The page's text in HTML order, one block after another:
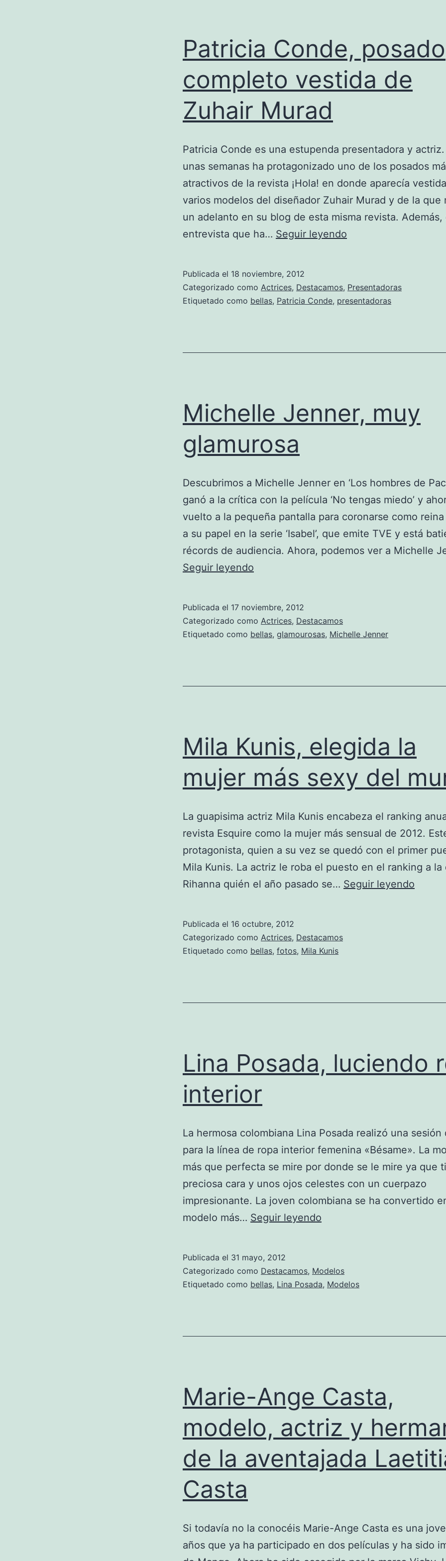
Patricia Conde, posado
completo vestida de
Zuhair Murad
Patricia Conde es una estupenda presentadora y
unas semanas ha protagonizado uno de los posados
atractivos de la revista ¡Hola! en donde aparecía
varios modelos del diseñador Zuhair Murad y de la que
un adelanto en su blog de esta misma revista. Además,
entrevista que ha… Seguir leyendo
completo
vestida
Murad
Publicada el 18 noviembre, 2012
Categorizado como Actrices, Destacamos, Presentadoras
Etiquetado como bellas, Patricia Conde, presentadoras
Michelle Jenner, muy
glamurosa
Descubrimos a Michelle Jenner en ‘Los hombres de
ganó a la crítica con la película ‘No tengas miedo’ y
vuelto a la pequeña pantalla para coronarse como
a su papel en la serie ‘Isabel’, que emite TVE y está
récords de audiencia. Ahora, podemos ver a Michelle
Seguir leyendo
glamurosa
Publicada el 17 noviembre, 2012
Categorizado como Actrices, Destacamos
Etiquetado como bellas, glamourosas, Michelle Jenner
Mila Kunis, elegida la
mujer más sexy del
La guapisima actriz Mila Kunis encabeza el ranking
revista Esquire como la mujer más sensual de 2012.
protagonista, quien a su vez se quedó con el primer
Mila Kunis. La actriz le roba el puesto en el ranking a la
Rihanna quién el año pasado se… Seguir leyendo
del
Publicada el 16 octubre, 2012
Categorizado como Actrices, Destacamos
Etiquetado como bellas, fotos, Mila Kunis
Lina Posada, luciendo
interior
La hermosa colombiana Lina Posada realizó una
para la línea de ropa interior femenina «Bésame». La
más que perfecta se mire por donde se le mire ya que
preciosa cara y unos ojos celestes con un cuerpazo
impresionante. La joven colombiana se ha convertido
modelo más… Seguir leyendo
ropa
interior
Publicada el 31 mayo, 2012
Categorizado como Destacamos, Modelos
Etiquetado como bellas, Lina Posada, Modelos
Marie-Ange Casta,
modelo, actriz y
de la aventajada
Casta
Si todavía no la conocéis Marie-Ange Casta es una
años que ya ha participado en dos películas y ha sido